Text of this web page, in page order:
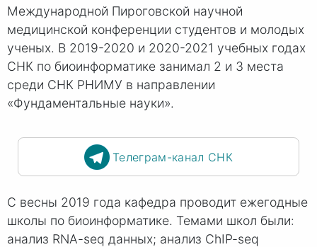
Международной Пироговской научной
медицинской конференции студентов и молодых
ученых. В 2019-2020 и 2020-2021 учебных годах
СНК по биоинформатике занимал 2 и 3 места
среди СНК РНИМУ в направлении
«Фундаментальные науки».
Телеграм-канал СНК
С весны 2019 года кафедра проводит ежегодные
школы по биоинформатике. Темами школ были:
анализ RNA-seq данных; анализ ChIP-seq